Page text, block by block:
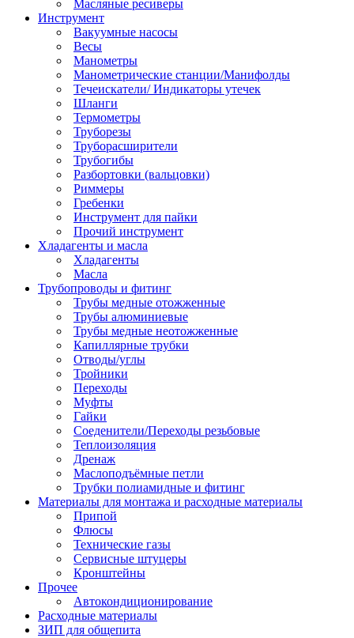
Масляные ресиверы
Инструмент
Вакуумные насосы
Весы
Манометры
Манометрические станции/Манифолды
Течеискатели/ Индикаторы утечек
Шланги
Термометры
Труборезы
Труборасширители
Трубогибы
Разбортовки (вальцовки)
Риммеры
Гребенки
Инструмент для пайки
Прочий инструмент
Хладагенты и масла
Хладагенты
Масла
Трубопроводы и фитинг
Трубы медные отожженные
Трубы алюминиевые
Трубы медные неотожженные
Капиллярные трубки
Отводы/углы
Тройники
Переходы
Муфты
Гайки
Соеденители/Переходы резьбовые
Теплоизоляция
Дренаж
Маслоподъёмные петли
Трубки полиамидные и фитинг
Материалы для монтажа и расходные материалы
Припой
Флюсы
Технические газы
Сервисные штуцеры
Кронштейны
Прочее
Автокондиционирование
Расходные материалы
ЗИП для общепита